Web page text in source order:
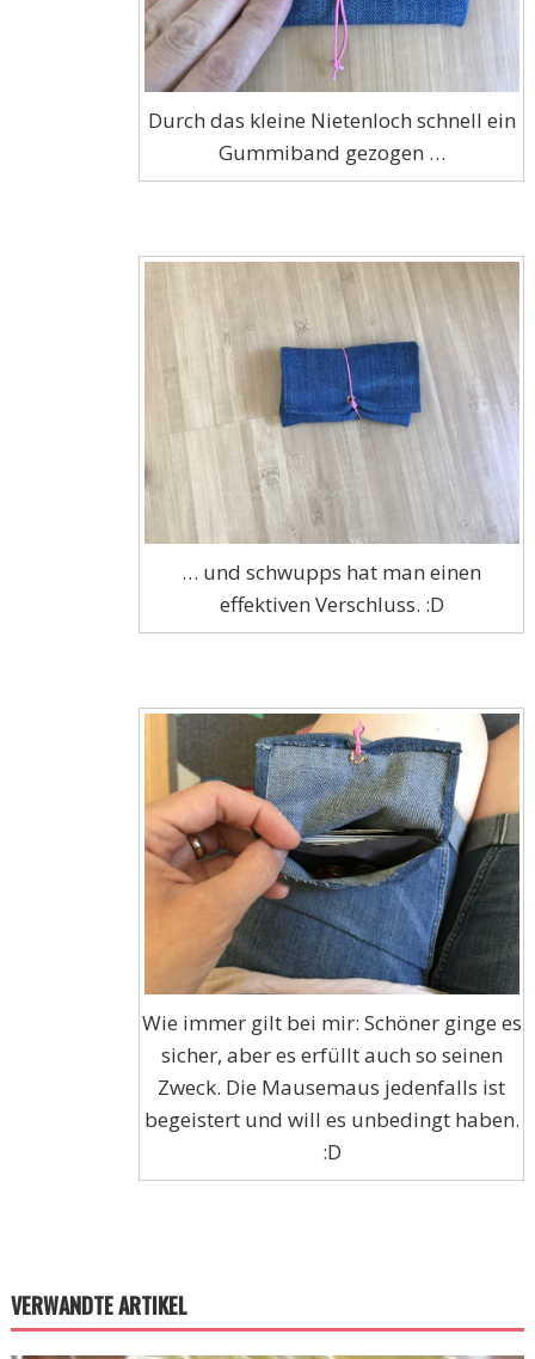
Durch das kleine Nietenloch schnell ein
Gummiband gezogen …
… und schwupps hat man einen
effektiven Verschluss. :D
Wie immer gilt bei mir: Schöner ginge es
sicher, aber es erfüllt auch so seinen
Zweck. Die Mausemaus jedenfalls ist
begeistert und will es unbedingt haben.
:D
VERWANDTE ARTIKEL